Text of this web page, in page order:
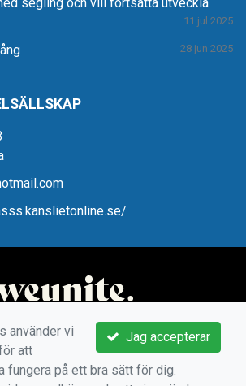
11 jul 2025
28 jun 2025
Jag accepterar
använder vi
att
fungera på ett bra sätt för dig.